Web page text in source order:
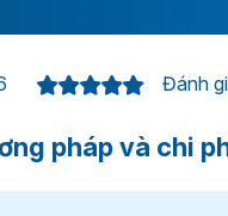
Đánh
pháp và chi